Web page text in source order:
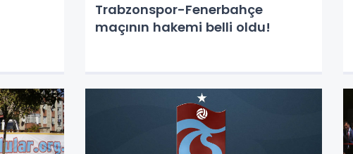
Trabzonspor-Fenerbahçe
maçının hakemi belli oldu!